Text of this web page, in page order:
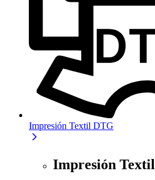
Impresión Textil DTG
Impresión